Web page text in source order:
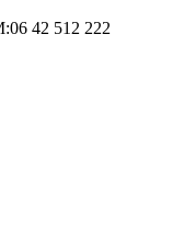
06 42 512 222